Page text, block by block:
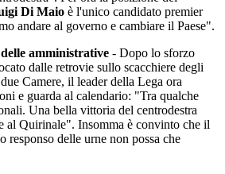
Di Maio è l'unico candidato premier
andare al governo e cambiare il Paese".
amministrative - Dopo lo sforzo
dalle retrovie sullo scacchiere degli
Camere, il leader della Lega ora
e guarda al calendario: "Tra qualche
Una bella vittoria del centrodestra
al Quirinale". Insomma è convinto che il
responso delle urne non possa che